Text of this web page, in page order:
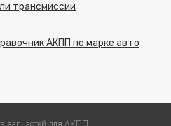
трансмиссии
АКПП по марке авто
для АКПП.